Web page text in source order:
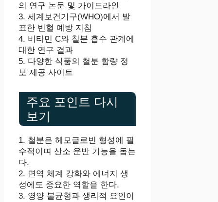
의 연구 논문 및 가이드라인
3. 세계보건기구(WHO)에서 발
표한 빈혈 예방 지침
4. 비타민 C와 철분 흡수 관계에
대한 연구 결과
5. 다양한 식품의 철분 함량 정
보 제공 사이트
주요 포인트 다시
보기
1. 철분은 헤모글로빈 형성에 필
수적이며 산소 운반 기능을 돕는
다.
2. 면역 체계 강화와 에너지 생
성에도 중요한 역할을 한다.
3. 영양 불균형과 생리적 요인이